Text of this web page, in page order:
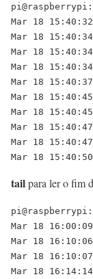
Mar 18
Mar 18
Mar 18
Mar 18
Mar 18
Mar 18
Mar 18
Mar 18
Mar 18
tailpara ler o fim
Mar 18
Mar 18
Mar 18
Mar 18